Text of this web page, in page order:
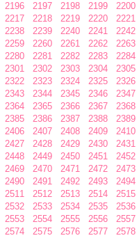
2196 2197 2198 2199 2200
2217 2218 2219 2220 2221
2238 2239 2240 2241 2242
2259 2260 2261 2262 2263
2280 2281 2282 2283 2284
2301 2302 2303 2304 2305
2322 2323 2324 2325 2326
2343 2344 2345 2346 2347
2364 2365 2366 2367 2368
2385 2386 2387 2388 2389
2406 2407 2408 2409 2410
2427 2428 2429 2430 2431
2448 2449 2450 2451 2452
2469 2470 2471 2472 2473
2490 2491 2492 2493 2494
2511 2512 2513 2514 2515
2532 2533 2534 2535 2536
2553 2554 2555 2556 2557
2574 2575 2576 2577 2578